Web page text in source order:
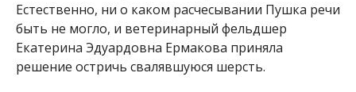
Естественно, ни о каком расчесывании Пушка речи
быть не могло, и ветеринарный фельдшер
Екатерина Эдуардовна Ермакова приняла
решение остричь свалявшуюся шерсть.